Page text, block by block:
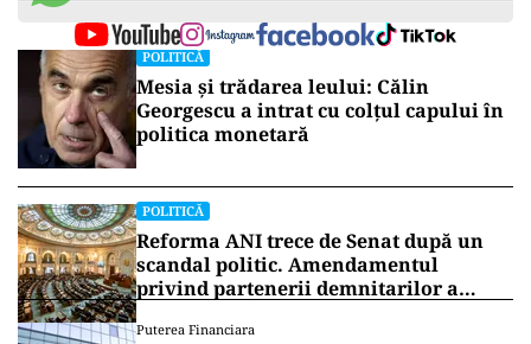
POLITICĂ
Mesia și trădarea leului: Călin
Georgescu a intrat cu colțul capului în
politica monetară
POLITICĂ
Reforma ANI trece de Senat după un
scandal politic. Amendamentul
privind partenerii demnitarilor a
Puterea Financiara